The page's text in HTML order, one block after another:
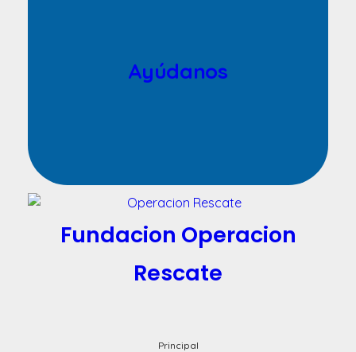
Ayúdanos
Fundacion Operacion
Rescate
Principal